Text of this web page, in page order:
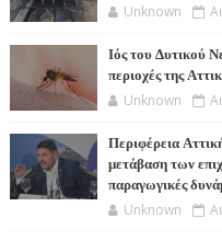
Unknown
Ιός του Δυτικού
περιοχές της
Unknown
Περιφέρεια
μετάβαση των
παραγωγικές
Unknown